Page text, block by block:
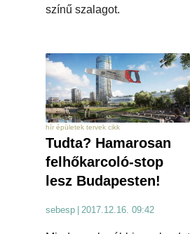
színű szalagot.
hír épületek tervek cikk
Tudta? Hamarosan
felhőkarcoló-stop
lesz Budapesten!
sebesp 2017.12.16. 09:42